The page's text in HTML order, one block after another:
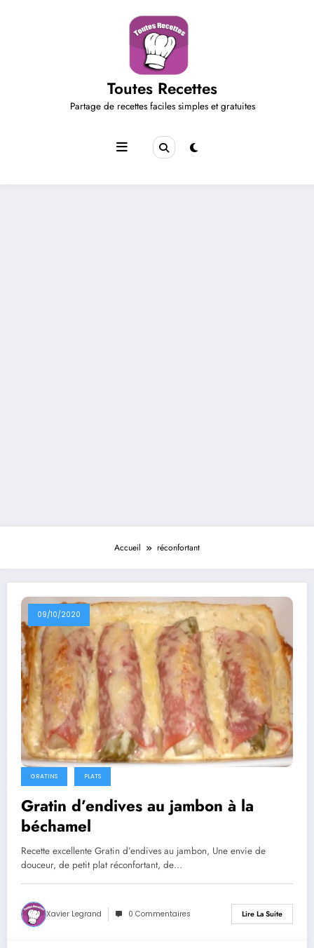
Toutes Recettes
Partage de recettes faciles simples et gratuites
Accueil réconfortant
09/10/2020
GRATINS PLATS
Gratin d’endives au jambon à la
béchamel
Recette excellente Gratin d’endives au jambon, Une envie de
douceur, de petit plat réconfortant, de…
Xavier Legrand 0 Commentaires Lire La Suite